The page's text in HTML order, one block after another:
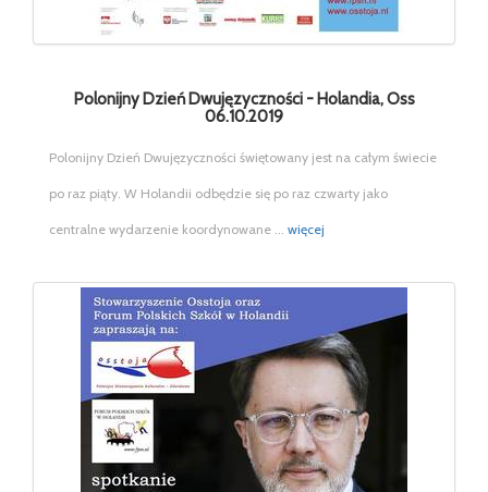
Polonijny Dzień Dwujęzyczności - Holandia, Oss
06.10.2019
Polonijny Dzień Dwujęzyczności świętowany jest na całym świecie
po raz piąty. W Holandii odbędzie się po raz czwarty jako
centralne wydarzenie koordynowane ... więcej